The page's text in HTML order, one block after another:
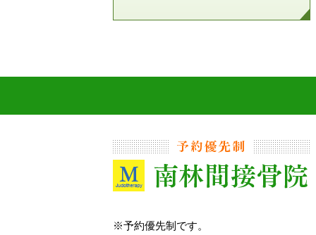
※予約優先制です。